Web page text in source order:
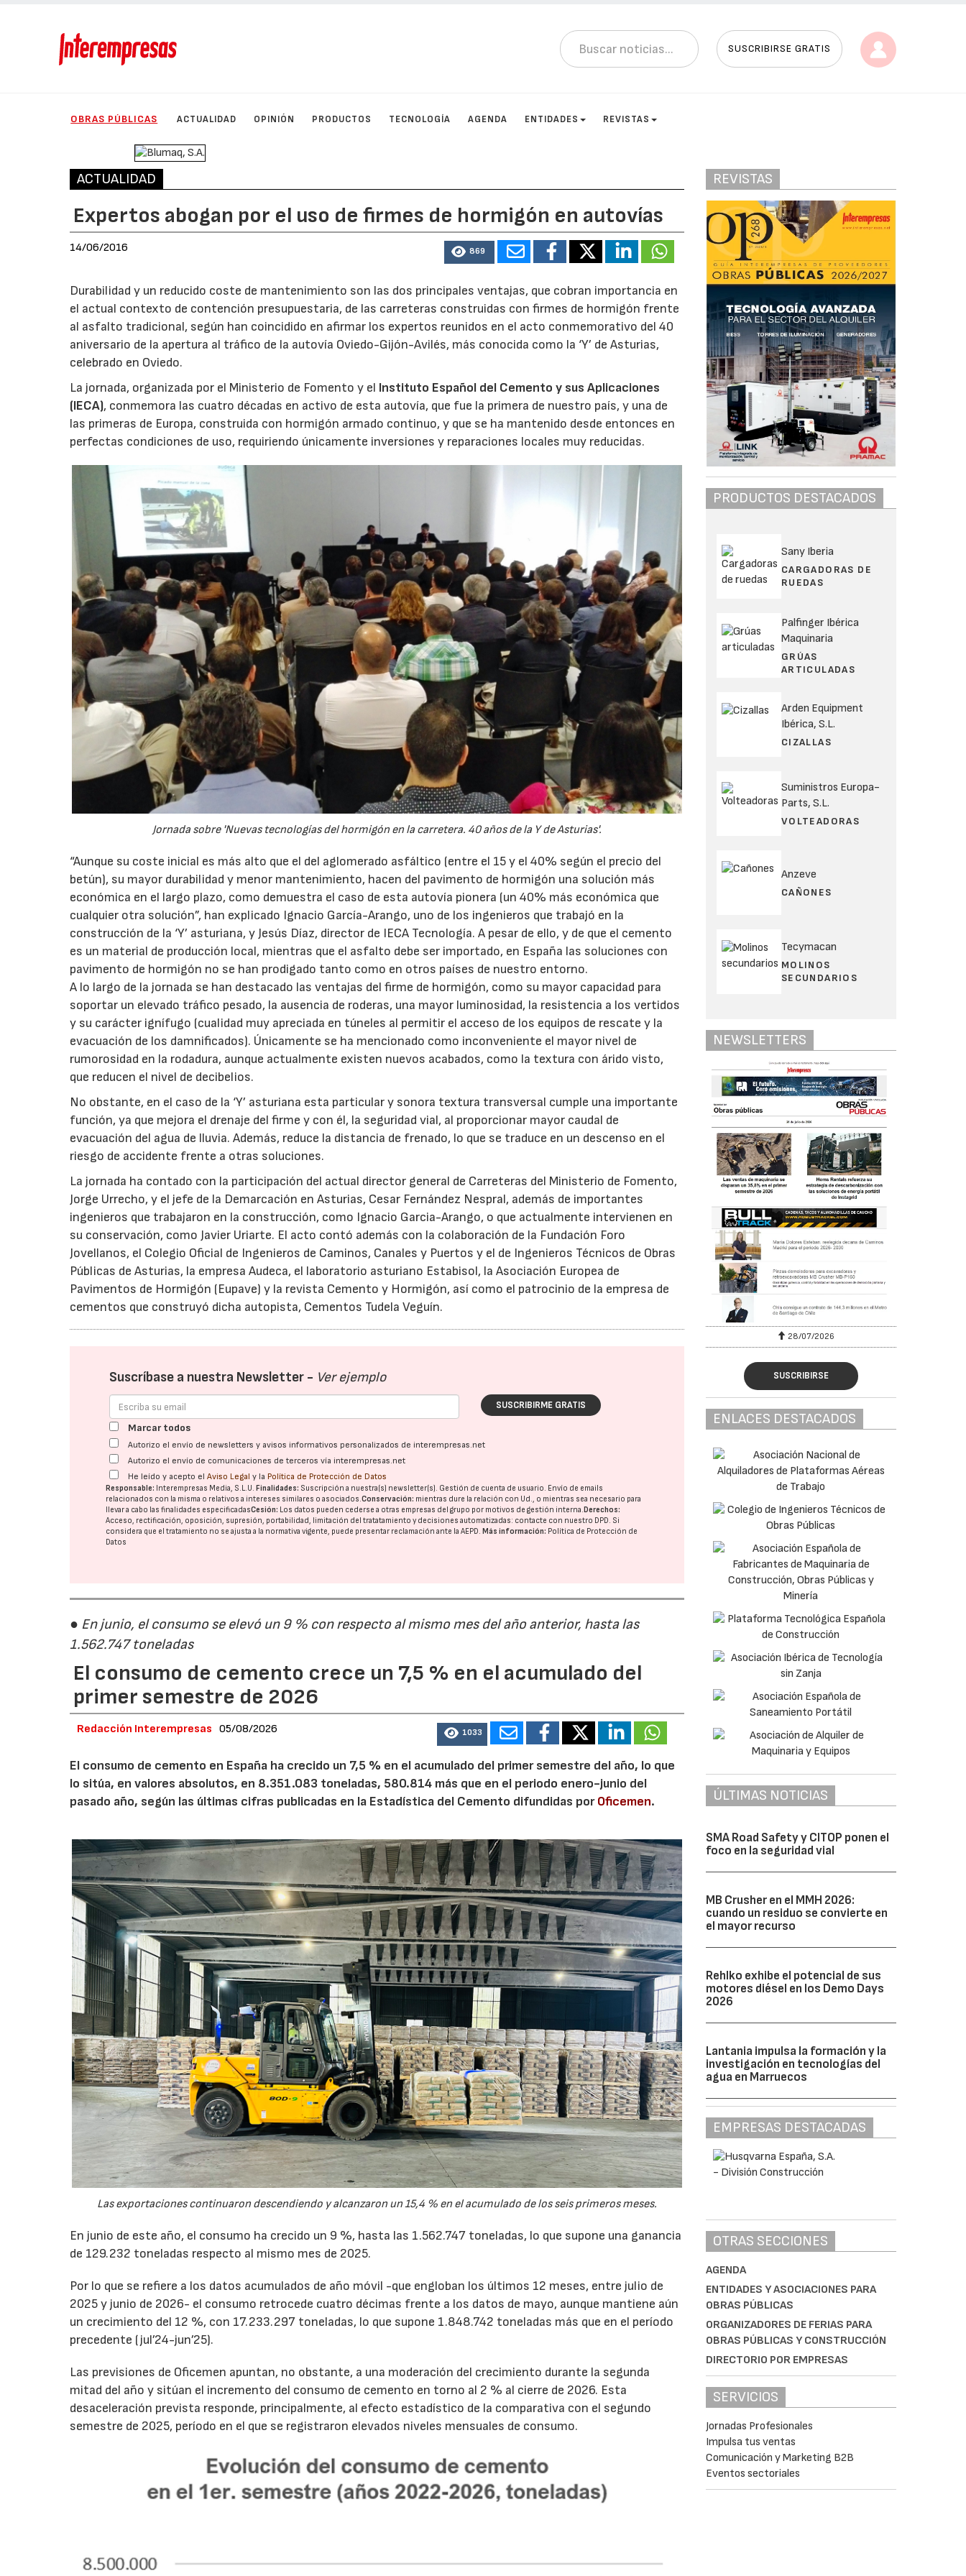
SUSCRIBIRSE GRATIS
OBRAS PÚBLICAS ACTUALIDAD OPINIÓN PRODUCTOS TECNOLOGÍA AGENDA ENTIDADES REVISTAS
ACTUALIDAD
Expertos abogan por el uso de firmes de hormigón en autovías
14/06/2016 869
Durabilidad y un reducido coste de mantenimiento son las dos principales ventajas, que cobran importancia en
el actual contexto de contención presupuestaria, de las carreteras construidas con firmes de hormigón frente
al asfalto tradicional, según han coincidido en afirmar los expertos reunidos en el acto conmemorativo del 40
aniversario de la apertura al tráfico de la autovía Oviedo-Gijón-Avilés, más conocida como la ‘Y’ de Asturias,
celebrado en Oviedo.
La jornada, organizada por el Ministerio de Fomento y el Instituto Español del Cemento y sus Aplicaciones
(IECA), conmemora las cuatro décadas en activo de esta autovía, que fue la primera de nuestro país, y una de
las primeras de Europa, construida con hormigón armado continuo, y que se ha mantenido desde entonces en
perfectas condiciones de uso, requiriendo únicamente inversiones y reparaciones locales muy reducidas.
Jornada sobre 'Nuevas tecnologías del hormigón en la carretera. 40 años de la Y de Asturias'.
“Aunque su coste inicial es más alto que el del aglomerado asfáltico (entre el 15 y el 40% según el precio del
betún), su mayor durabilidad y menor mantenimiento, hacen del pavimento de hormigón una solución más
económica en el largo plazo, como demuestra el caso de esta autovía pionera (un 40% más económica que
cualquier otra solución”, han explicado Ignacio García-Arango, uno de los ingenieros que trabajó en la
construcción de la ‘Y’ asturiana, y Jesús Díaz, director de IECA Tecnología. A pesar de ello, y de que el cemento
es un material de producción local, mientras que el asfalto debe ser importado, en España las soluciones con
pavimento de hormigón no se han prodigado tanto como en otros países de nuestro entorno.
A lo largo de la jornada se han destacado las ventajas del firme de hormigón, como su mayor capacidad para
soportar un elevado tráfico pesado, la ausencia de roderas, una mayor luminosidad, la resistencia a los vertidos
y su carácter ignífugo (cualidad muy apreciada en túneles al permitir el acceso de los equipos de rescate y la
evacuación de los damnificados). Únicamente se ha mencionado como inconveniente el mayor nivel de
rumorosidad en la rodadura, aunque actualmente existen nuevos acabados, como la textura con árido visto,
que reducen el nivel de decibelios.
No obstante, en el caso de la ‘Y’ asturiana esta particular y sonora textura transversal cumple una importante
función, ya que mejora el drenaje del firme y con él, la seguridad vial, al proporcionar mayor caudal de
evacuación del agua de lluvia. Además, reduce la distancia de frenado, lo que se traduce en un descenso en el
riesgo de accidente frente a otras soluciones.
La jornada ha contado con la participación del actual director general de Carreteras del Ministerio de Fomento,
Jorge Urrecho, y el jefe de la Demarcación en Asturias, Cesar Fernández Nespral, además de importantes
ingenieros que trabajaron en la construcción, como Ignacio Garcia-Arango, o que actualmente intervienen en
su conservación, como Javier Uriarte. El acto contó además con la colaboración de la Fundación Foro
Jovellanos, el Colegio Oficial de Ingenieros de Caminos, Canales y Puertos y el de Ingenieros Técnicos de Obras
Públicas de Asturias, la empresa Audeca, el laboratorio asturiano Estabisol, la Asociación Europea de
Pavimentos de Hormigón (Eupave) y la revista Cemento y Hormigón, así como el patrocinio de la empresa de
cementos que construyó dicha autopista, Cementos Tudela Veguín.
Suscríbase a nuestra Newsletter - Ver ejemplo
SUSCRIBIRME GRATIS
Marcar todos
Autorizo el envío de newsletters y avisos informativos personalizados de interempresas.net
Autorizo el envío de comunicaciones de terceros vía interempresas.net
He leído y acepto elAviso Legal y la Política de Protección de Datos
Responsable: Interempresas Media, S.L.U. Finalidades: Suscripción a nuestra(s) newsletter(s). Gestión de cuenta de usuario. Envío de emails
relacionados con la misma o relativos a intereses similares o asociados.Conservación: mientras dure la relación con Ud., o mientras sea necesario para
llevar a cabo las finalidades especificadasCesión: Los datos pueden cederse a otras empresas del grupo por motivos de gestión interna. Derechos:
Acceso, rectificación, oposición, supresión, portabilidad, limitación del tratatamiento y decisiones automatizadas: contacte con nuestro DPD. Si
considera que el tratamiento no se ajusta a la normativa vigente, puede presentar reclamación ante laAEPD. Más información: Política de Protección de
Datos
● En junio, el consumo se elevó un 9 % con respecto al mismo mes del año anterior, hasta las
1.562.747 toneladas
El consumo de cemento crece un 7,5 % en el acumulado del
primer semestre de 2026
Redacción Interempresas 05/08/2026 1033
El consumo de cemento en España ha crecido un 7,5 % en el acumulado del primer semestre del año, lo que
lo sitúa, en valores absolutos, en 8.351.083 toneladas, 580.814 más que en el periodo enero-junio del
pasado año, según las últimas cifras publicadas en la Estadística del Cemento difundidas porOficemen.
Las exportaciones continuaron descendiendo y alcanzaron un 15,4 % en el acumulado de los seis primeros meses.
En junio de este año, el consumo ha crecido un 9 %, hasta las 1.562.747 toneladas, lo que supone una ganancia
de 129.232 toneladas respecto al mismo mes de 2025.
Por lo que se refiere a los datos acumulados de año móvil -que engloban los últimos 12 meses, entre julio de
2025 y junio de 2026- el consumo retrocede cuatro décimas frente a los datos de mayo, aunque mantiene aún
un crecimiento del 12 %, con 17.233.297 toneladas, lo que supone 1.848.742 toneladas más que en el período
precedente (jul’24-jun’25).
Las previsiones de Oficemen apuntan, no obstante, a una moderación del crecimiento durante la segunda
mitad del año y sitúan el incremento del consumo de cemento en torno al 2 % al cierre de 2026. Esta
desaceleración prevista responde, principalmente, al efecto estadístico de la comparativa con el segundo
semestre de 2025, período en el que se registraron elevados niveles mensuales de consumo.
REVISTAS
PRODUCTOS DESTACADOS
Sany Iberia
CARGADORAS DE
RUEDAS
Palfinger Ibérica
Maquinaria
GRÚAS
ARTICULADAS
Arden Equipment
Ibérica, S.L.
CIZALLAS
Suministros Europa-
Parts, S.L.
VOLTEADORAS
Anzeve
CAÑONES
Tecymacan
MOLINOS
SECUNDARIOS
NEWSLETTERS
28/07/2026
SUSCRIBIRSE
ENLACES DESTACADOS
ÚLTIMAS NOTICIAS
SMA Road Safety y CITOP ponen el
foco en la seguridad vial
MB Crusher en el MMH 2026:
cuando un residuo se convierte en
el mayor recurso
Rehlko exhibe el potencial de sus
motores diésel en los Demo Days
2026
Lantania impulsa la formación y la
investigación en tecnologías del
agua en Marruecos
EMPRESAS DESTACADAS
OTRAS SECCIONES
AGENDA
ENTIDADES Y ASOCIACIONES PARA
OBRAS PÚBLICAS
ORGANIZADORES DE FERIAS PARA
OBRAS PÚBLICAS Y CONSTRUCCIÓN
DIRECTORIO POR EMPRESAS
SERVICIOS
Jornadas Profesionales
Impulsa tus ventas
Comunicación y Marketing B2B
Eventos sectoriales